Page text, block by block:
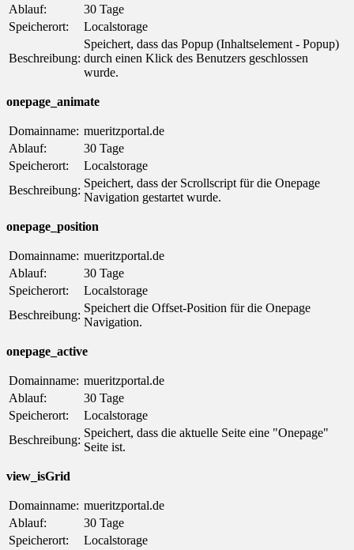
Ablauf:
30 Tage
Speicherort:
Localstorage
Beschreibung:
Speichert, dass das Popup (Inhaltselement - Popup)
durch einen Klick des Benutzers geschlossen
wurde.
onepage_animate
Domainname: mueritzportal.de
Ablauf:
30 Tage
Speicherort:
Localstorage
Beschreibung:
Speichert, dass der Scrollscript für die Onepage
Navigation gestartet wurde.
onepage_position
Domainname: mueritzportal.de
Ablauf:
30 Tage
Speicherort:
Localstorage
Beschreibung:
Speichert die Offset-Position für die Onepage
Navigation.
onepage_active
Domainname: mueritzportal.de
Ablauf:
30 Tage
Speicherort:
Localstorage
Beschreibung:
Speichert, dass die aktuelle Seite eine "Onepage"
Seite ist.
view_isGrid
Domainname: mueritzportal.de
Ablauf:
30 Tage
Speicherort:
Localstorage